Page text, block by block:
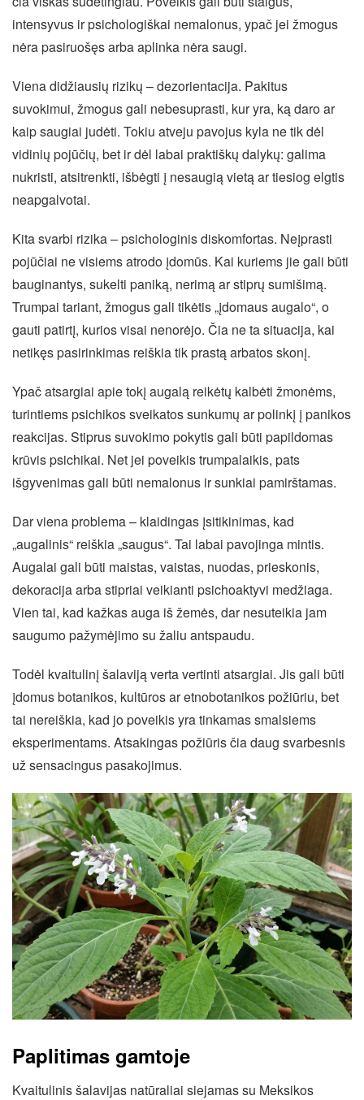
intensyvus ir psichologiškai nemalonus, ypač jei žmogus
nėra pasiruošęs arba aplinka nėra saugi.
Viena didžiausių rizikų – dezorientacija. Pakitus
suvokimui, žmogus gali nebesuprasti, kur yra, ką daro ar
kaip saugiai judėti. Tokiu atveju pavojus kyla ne tik dėl
vidinių pojūčių, bet ir dėl labai praktiškų dalykų: galima
nukristi, atsitrenkti, išbėgti į nesaugią vietą ar tiesiog elgtis
neapgalvotai.
Kita svarbi rizika – psichologinis diskomfortas. Neįprasti
pojūčiai ne visiems atrodo įdomūs. Kai kuriems jie gali būti
bauginantys, sukelti paniką, nerimą ar stiprų sumišimą.
Trumpai tariant, žmogus gali tikėtis „įdomaus augalo“, o
gauti patirtį, kurios visai nenorėjo. Čia ne ta situacija, kai
netikęs pasirinkimas reiškia tik prastą arbatos skonį.
Ypač atsargiai apie tokį augalą reikėtų kalbėti žmonėms,
turintiems psichikos sveikatos sunkumų ar polinkį į panikos
reakcijas. Stiprus suvokimo pokytis gali būti papildomas
krūvis psichikai. Net jei poveikis trumpalaikis, pats
išgyvenimas gali būti nemalonus ir sunkiai pamirštamas.
Dar viena problema – klaidingas įsitikinimas, kad
„augalinis“ reiškia „saugus“. Tai labai pavojinga mintis.
Augalai gali būti maistas, vaistas, nuodas, prieskonis,
dekoracija arba stipriai veikianti psichoaktyvi medžiaga.
Vien tai, kad kažkas auga iš žemės, dar nesuteikia jam
saugumo pažymėjimo su žaliu antspaudu.
Todėl kvaitulinį šalaviją verta vertinti atsargiai. Jis gali būti
įdomus botanikos, kultūros ar etnobotanikos požiūriu, bet
tai nereiškia, kad jo poveikis yra tinkamas smalsiems
eksperimentams. Atsakingas požiūris čia daug svarbesnis
už sensacingus pasakojimus.
Paplitimas gamtoje
Kvaitulinis šalavijas natūraliai siejamas su Meksikos